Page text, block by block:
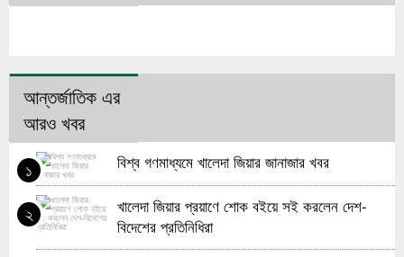
আন্তর্জাতিক এর
আরও খবর
১ বিশ্ব গণমাধ্যমে খালেদা জিয়ার জানাজার খবর
২
খালেদা জিয়ার প্রয়াণে শোক বইয়ে সই করলেন দেশ-
বিদেশের প্রতিনিধিরা